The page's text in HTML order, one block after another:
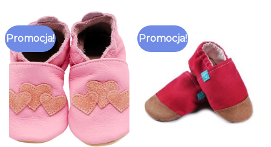
Promocja! Promocja!